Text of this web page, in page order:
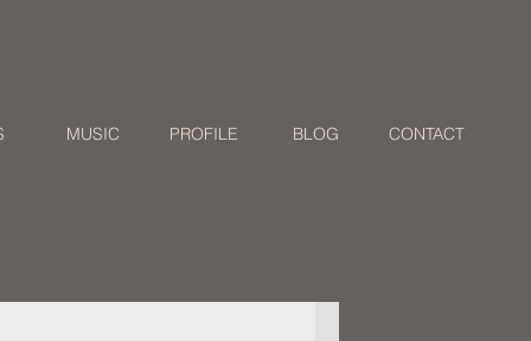
MUSIC PROFILE BLOG CONTACT